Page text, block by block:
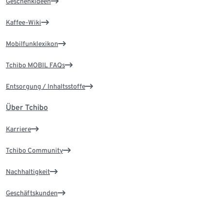
Kaffee-Wiki
Mobilfunklexikon
Tchibo MOBIL FAQs
Entsorgung / Inhaltsstoffe
Über Tchibo
Karriere
Tchibo Community
Nachhaltigkeit
Geschäftskunden